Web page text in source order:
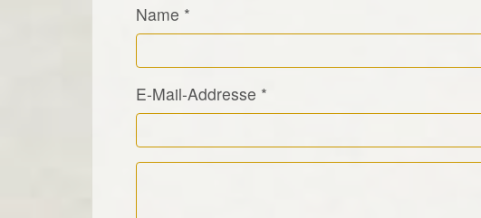
Name *
E-Mail-Addresse *
Kommentar Text